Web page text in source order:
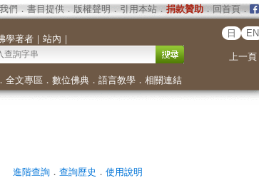
們 ． 書目提供． 版權聲明 ． 引用本站． 捐款贊助．回首頁．
學著者｜ 站內 ｜
日 EN
上一頁
全文專區 ． 數位佛典． 語言教學． 相關連結
進階查詢． 查詢歷史 ． 使用說明